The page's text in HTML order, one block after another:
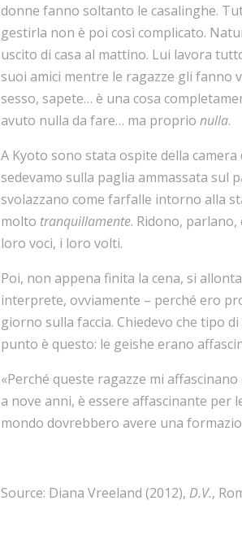
donne fanno soltanto le casalinghe.
gestirla non è poi così complicato.
uscito di casa al mattino. Lui lavora
suoi amici mentre le ragazze gli fanno
sesso, sapete… è una cosa
avuto nulla da fare… ma proprionulla.
A Kyoto sono stata ospite della
sedevamo sulla paglia ammassata sul
svolazzano come farfalle intorno alla
molto tranquillamente. Ridono,
loro voci, i loro volti.
Poi, non appena finita la cena, si
interprete, ovviamente – perché ero
giorno sulla faccia. Chiedevo che tipo
punto è questo: le geishe erano
«Perché queste ragazze mi
a nove anni, è essere affascinante per
mondo dovrebbero avere una
Source: Diana Vreeland (2012), D.V.,